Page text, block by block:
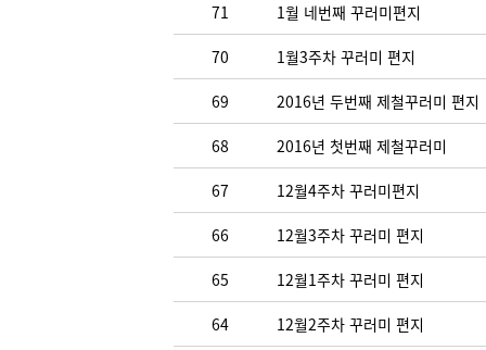
71 1월 네번째 꾸러미편지
70 1월3주차 꾸러미 편지
69 2016년 두번째 제철꾸러미 편지
68 2016년 첫번째 제철꾸러미
67 12월4주차 꾸러미편지
66 12월3주차 꾸러미 편지
65 12월1주차 꾸러미 편지
64 12월2주차 꾸러미 편지